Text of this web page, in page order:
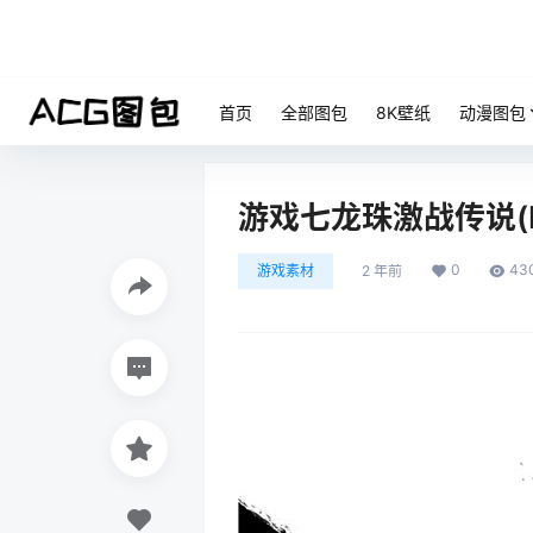
首页 全部图包 8K壁纸 动漫图包
游戏七龙珠激战传
游戏素材 2 年前 0